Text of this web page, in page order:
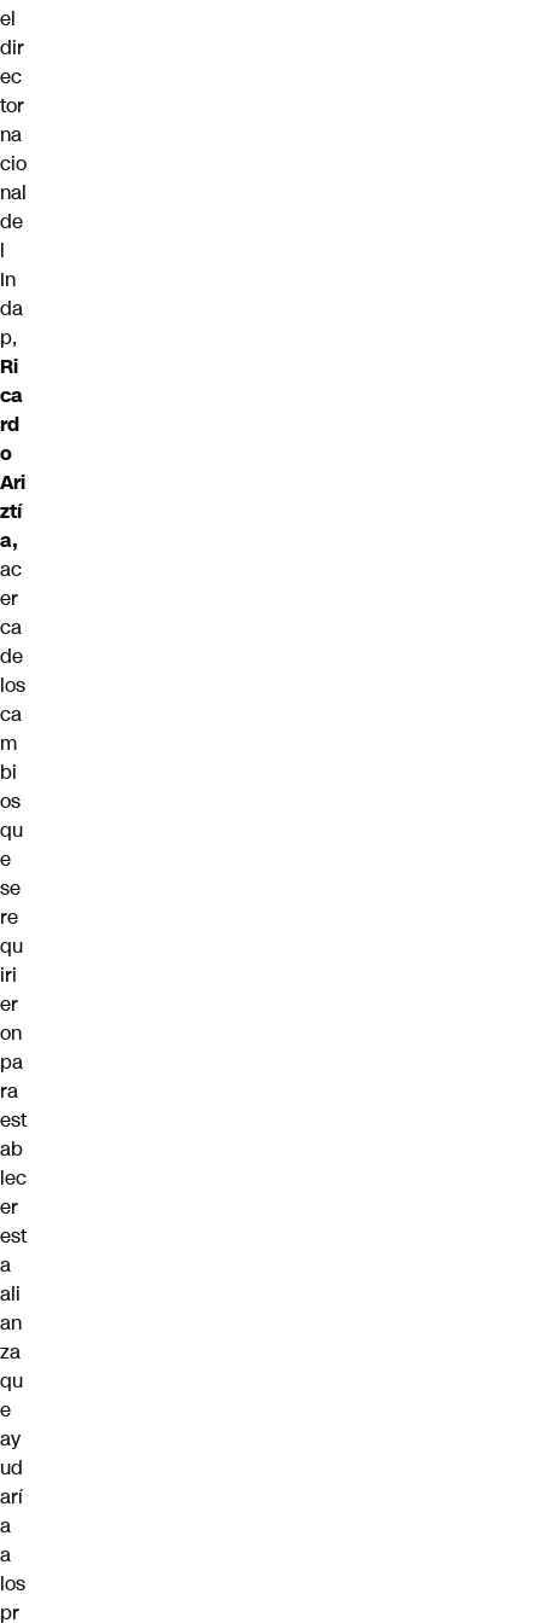
el
dir
ec
tor
na
cio
nal
de
l
In
da
p,
Ri
ca
rd
o
Ari
ztí
a,
ac
er
ca
de
los
ca
m
bi
os
qu
e
se
re
qu
iri
er
on
pa
ra
est
ab
lec
er
est
a
ali
an
za
qu
e
ay
ud
arí
a
a
los
pr